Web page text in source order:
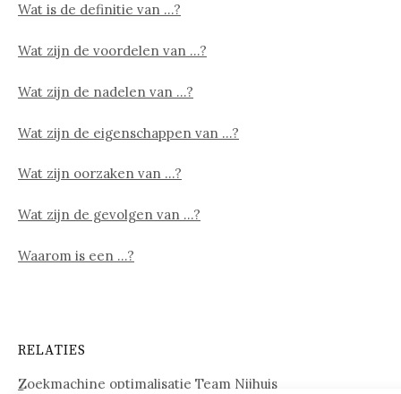
Wat is de definitie van …?
Wat zijn de voordelen van …?
Wat zijn de nadelen van …?
Wat zijn de eigenschappen van …?
Wat zijn oorzaken van …?
Wat zijn de gevolgen van …?
Waarom is een …?
RELATIES
Zoekmachine optimalisatie Team Nijhuis